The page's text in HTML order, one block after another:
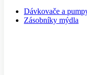
Dávkovače a
Zásobníky mýdla